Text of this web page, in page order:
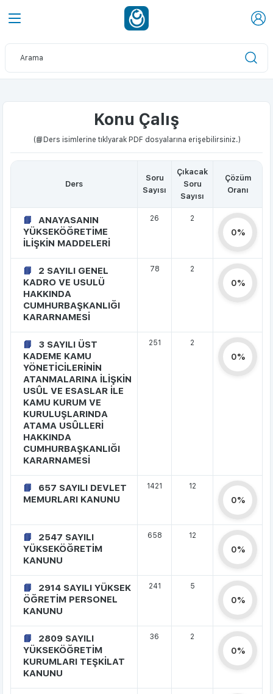
Konu Çalış
(📘Ders isimlerine tıklyarak PDF dosyalarına erişebilirsiniz.)
Ders
Soru
Sayısı
Çıkacak
Soru
Sayısı
Çözüm
Oranı
ANAYASANIN
YÜKSEKÖĞRETİME
İLİŞKİN MADDELERİ
26 2
0%
2 SAYILI GENEL
KADRO VE USULÜ
HAKKINDA
CUMHURBAŞKANLIĞI
KARARNAMESİ
78 2
0%
3 SAYILI ÜST
KADEME KAMU
YÖNETİCİLERİNİN
ATANMALARINA İLİŞKİN
USÛL VE ESASLAR İLE
KAMU KURUM VE
KURULUŞLARINDA
ATAMA USÛLLERİ
HAKKINDA
CUMHURBAŞKANLIĞI
KARARNAMESİ
251 2
0%
657 SAYILI DEVLET
MEMURLARI KANUNU
1421 12
0%
2547 SAYILI
YÜKSEKÖĞRETİM
KANUNU
658 12
0%
2914 SAYILI YÜKSEK
ÖĞRETİM PERSONEL
KANUNU
241 5
0%
2809 SAYILI
YÜKSEKÖĞRETİM
KURUMLARI TEŞKİLAT
KANUNU
36 2
0%